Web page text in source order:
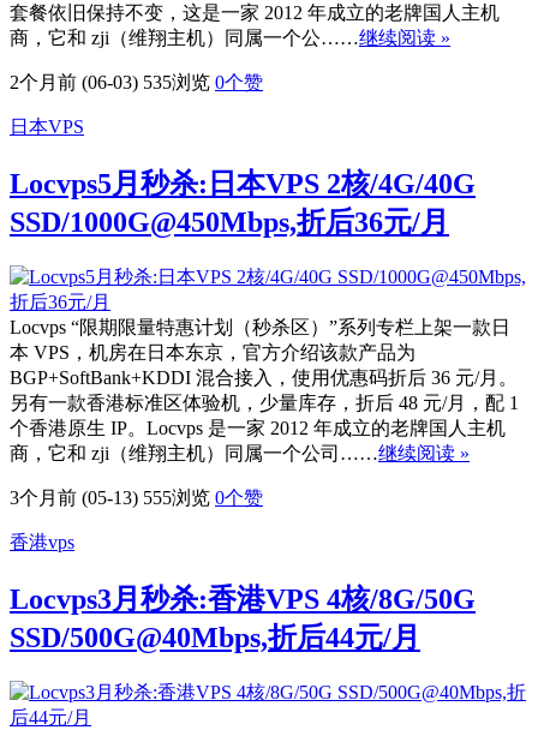
套餐依旧保持不变，这是一家 2012 年成立的老牌国人主机
商，它和 zji（维翔主机）同属一个公……继续阅读 »
2个月前 (06-03) 535浏览 0个赞
日本VPS
Locvps5月秒杀:日本VPS 2核/4G/40G
SSD/1000G@450Mbps,折后36元/月
Locvps “限期限量特惠计划（秒杀区）”系列专栏上架一款日
本 VPS，机房在日本东京，官方介绍该款产品为
BGP+SoftBank+KDDI 混合接入，使用优惠码折后 36 元/月。
另有一款香港标准区体验机，少量库存，折后 48 元/月，配 1
个香港原生 IP。Locvps 是一家 2012 年成立的老牌国人主机
商，它和 zji（维翔主机）同属一个公司……继续阅读 »
3个月前 (05-13) 555浏览 0个赞
香港vps
Locvps3月秒杀:香港VPS 4核/8G/50G
SSD/500G@40Mbps,折后44元/月